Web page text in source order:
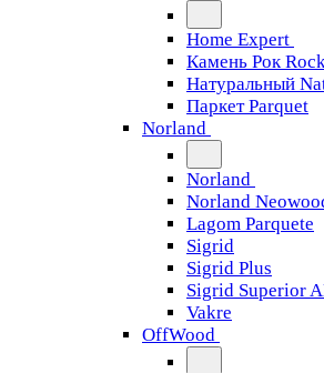
Home Expert
Камень Рок
Натуральный
Паркет Parquet
Norland
Norland
Norland
Lagom Parquete
Sigrid
Sigrid Plus
Sigrid Superior
Vakre
OffWood